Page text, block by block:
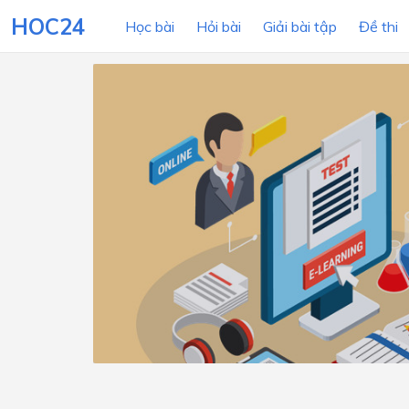
HOC24 Học bài Hỏi bài Giải bài tập Đề thi
LỚP HỌC
Lớp 12
Lớp 8
Lớp 7